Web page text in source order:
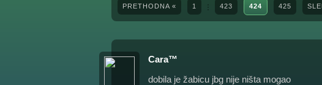
PRETHODNA « 1 423 424 425
Cara™
dobila je žabicu jbg nije ništa mogao